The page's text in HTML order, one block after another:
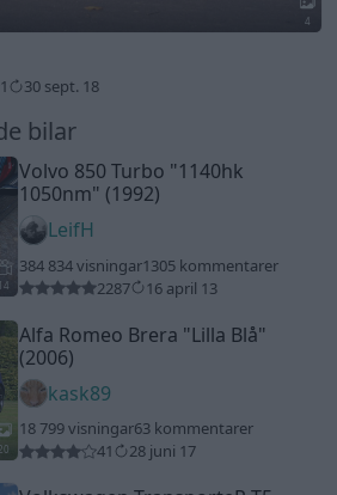
4
1 30 sept. 18
bilar
14
Volvo 850 Turbo "1140hk
1050nm" (1992)
LeifH
384 834 visningar1305 kommentarer
2287
16 april 13
20
Alfa Romeo Brera "Lilla Blå"
(2006)
kask89
18 799 visningar63 kommentarer
41
28 juni 17